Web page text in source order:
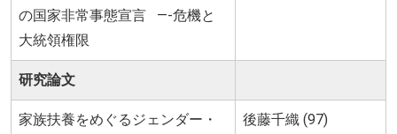
の国家非常事態宣言 —-危機と
大統領権限
研究論文
家族扶養をめぐるジェンダー・
後藤千織 (97)